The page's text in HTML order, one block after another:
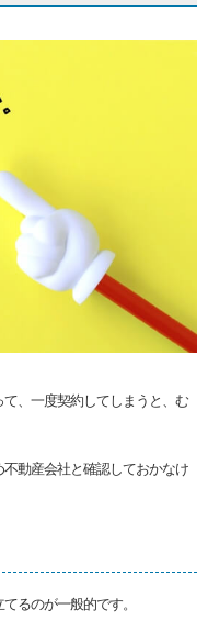
、一度契約してしまうと、む
動産会社と確認しておかなけ
るのが一般的です。